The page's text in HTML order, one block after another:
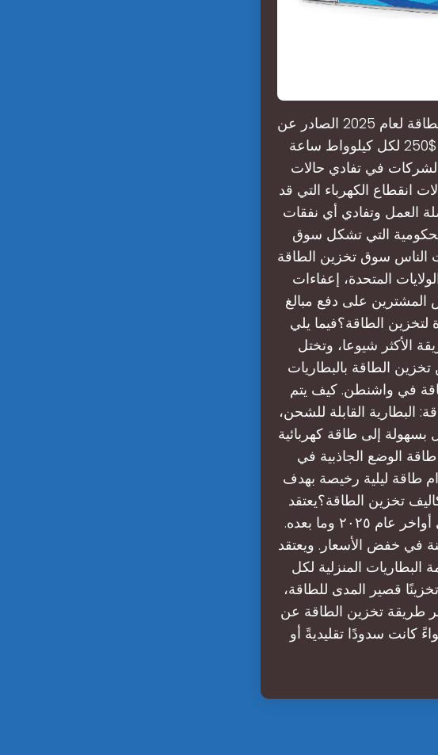
وفقًا لتقرير توقعات تخزين الطاقة لعام 2025 الصادر عن BloombergNEF، فإن متوسط
تكاليف تخزين الطاقة الكهربائية والإلكترونية العالمية $150-$250 لكل كيلوواط ساعة
في تفادي حالات
انقطاع الكهرباء التي قد
العمل وتفادي أي نفقات
الحكومية التي تشكل سوق
ورغبات الناس سوق تخزين الطاقة
المتحدة، إعفاءات
المشترين على دفع مبالغ
ما هي أفضل 6 طرق معتمدة لتخزين الطاقة؟فيما يلي
الأكثر شيوعا، وتختل
أيون الصدارة حيث تُستخدم بنسبة 90% من تخزين الطاقة بالبطاريات
في واشنطن. كيف يتم
البطارية القابلة للشحن،
بسهولة إلى طاقة كهربائية
الوضع الجاذبية في
طاقة ليلية رخيصة بهدف
تخزين الطاقة؟يعتقد
الخبراء أن تكاليف تخزين الطاقة ستستمر في الانخفاض حتى أواخر عام ٢٠٢٥ وما بعده.
في خفض الأسعار. ويعتقد
معظم أنظمة البطاريات المنزلية لكل
قصير المدى للطاقة،
طريقة تخزين الطاقة عن
كانت سدودًا تقليديةً أو